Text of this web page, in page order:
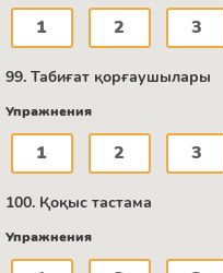
1 2 3
99. Табиғат қорғаушылары
Упражнения
1 2 3
100. Қоқыс тастама
Упражнения